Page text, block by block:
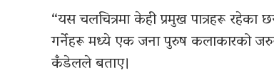
“यस चलचित्रमा केही प्रमुख पात्रहरू
गर्नेहरू मध्ये एक जना पुरुष कलाकारको
कँडेलले बताए।